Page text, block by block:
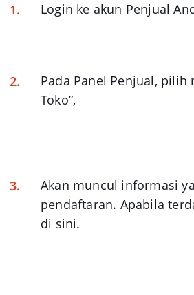
Login ke akun Penjual
Pada Panel Penjual, pilih
Toko”,
Akan muncul informasi
pendaftaran. Apabila
di sini.